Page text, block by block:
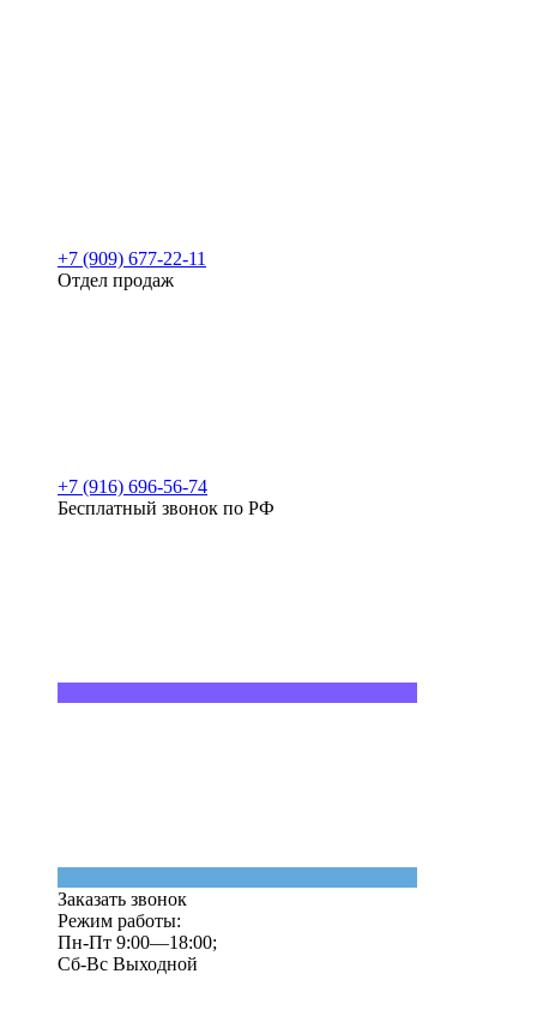
+7 (909) 677-22-11
Отдел продаж
+7 (916) 696-56-74
Бесплатный звонок по РФ
Заказать звонок
Режим работы:
Пн-Пт 9:00—18:00;
Сб-Вс Выходной